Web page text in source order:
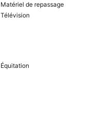
Matériel de repassage
Télévision
Équitation